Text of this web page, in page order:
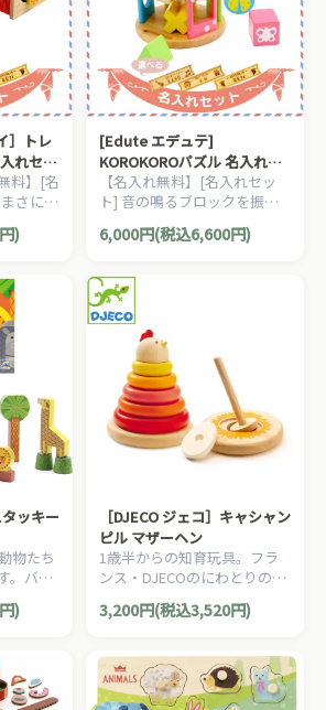
］トレ
れセッ
料】[名
さに知
ック
)
[Edute エデュテ]
KOROKOROパズル 名入れセ
ット
【名入れ無料】[名入れセッ
ト] 音の鳴るブロックを振っ
て音遊びを楽しんだり、大き
くなったら色分け・カタチ分
るながーく遊べるベビート
イ。
6,000円(税込6,600円)
タッキー
物たち
。バラ
仲間た
。
)
［DJECO ジェコ］キャシャン
ピル マザーヘン
1歳半からの知育玩具。フラ
ンス・DJECOのにわとりのス
タッキングトーイ。台座の中
には、本体の頂点部になるニ
が隠れています。
3,200円(税込3,520円)